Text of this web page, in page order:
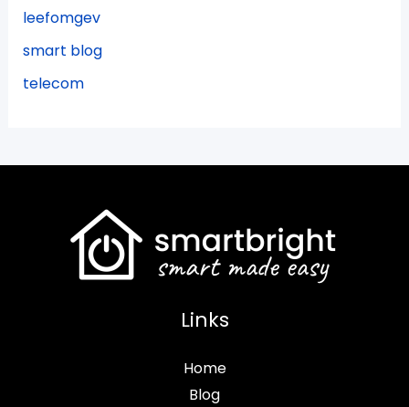
leefomgev
smart blog
telecom
Links
Home
Blog